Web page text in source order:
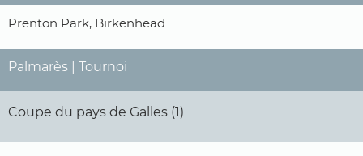
Prenton Park, Birkenhead
Palmarès | Tournoi
Coupe du pays de Galles (1)